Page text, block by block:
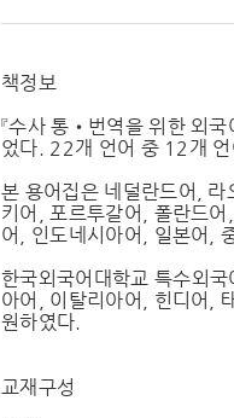
책정보
『수사 통•번역을 위한 외
었다. 22개 언어 중 12개 언
본 용어집은 네덜란드어,
키어, 포르투갈어, 폴란드
어, 인도네시아어, 일본어,
한국외국어대학교 특수외
아어, 이탈리아어, 힌디어,
원하였다.
교재구성